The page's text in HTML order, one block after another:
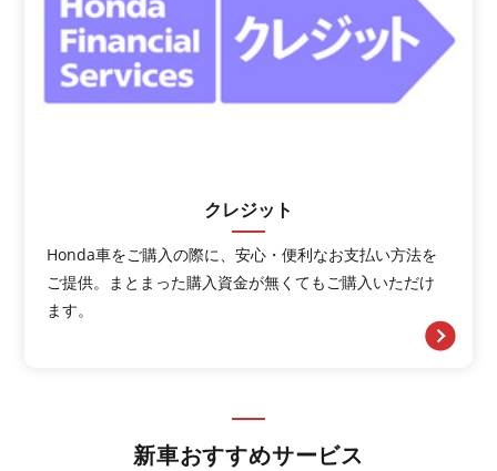
クレジット
Honda⾞をご購⼊の際に、安⼼・便利なお⽀払い⽅法を
ご提供。まとまった購⼊資⾦が無くてもご購⼊いただけ
ます。
新車おすすめサービス